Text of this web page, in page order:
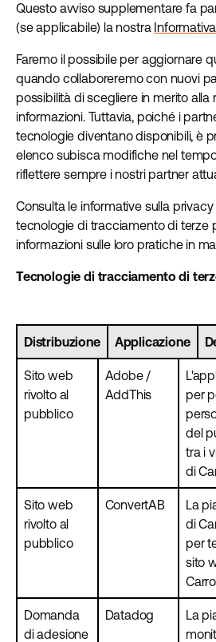
Questo avviso supplementare fa
(se applicabile) la nostra
Faremo il possibile per aggiornare
quando collaboreremo con nuovi
possibilità di scegliere in merito alla
informazioni. Tuttavia, poiché i
tecnologie diventano disponibili, è
elenco subisca modifiche nel
riflettere sempre i nostri partner
Consulta le informative sulla
tecnologie di tracciamento di terze
informazioni sulle loro pratiche in
Tecnologie di tracciamento di
Distribuzione Applicazione
Sito web
rivolto al
pubblico
Adobe /
AddThis
per
del
tra i
di
Sito web
rivolto al
pubblico
ConvertAB
La
di
per
sito
Domanda
di adesione
Datadog
La